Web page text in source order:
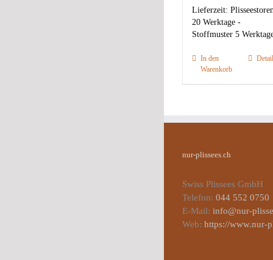
Lieferzeit:
20 Werktage -
Stoffmuster 5
In den
Warenkorb
nur-plissees.ch
Swiss Plissees GmbH
Telefon: 044 552 0750
E-Mail: info@nur-
Web: https://www.nur-